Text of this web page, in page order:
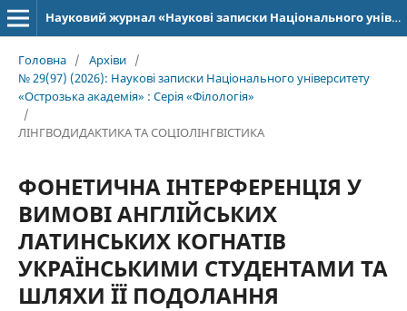
Науковий журнал «Наукові записки Національного університету «Острозька академія»: серія «Філологія»
Головна / Архіви /
№ 29(97) (2026): Наукові записки Національного університету
«Острозька академія» : Серія «Філологія»
/
ЛІНГВОДИДАКТИКА ТА СОЦІОЛІНГВІСТИКА
ФОНЕТИЧНА ІНТЕРФЕРЕНЦІЯ У
ВИМОВІ АНГЛІЙСЬКИХ
ЛАТИНСЬКИХ КОГНАТІВ
УКРАЇНСЬКИМИ СТУДЕНТАМИ ТА
ШЛЯХИ ЇЇ ПОДОЛАННЯ